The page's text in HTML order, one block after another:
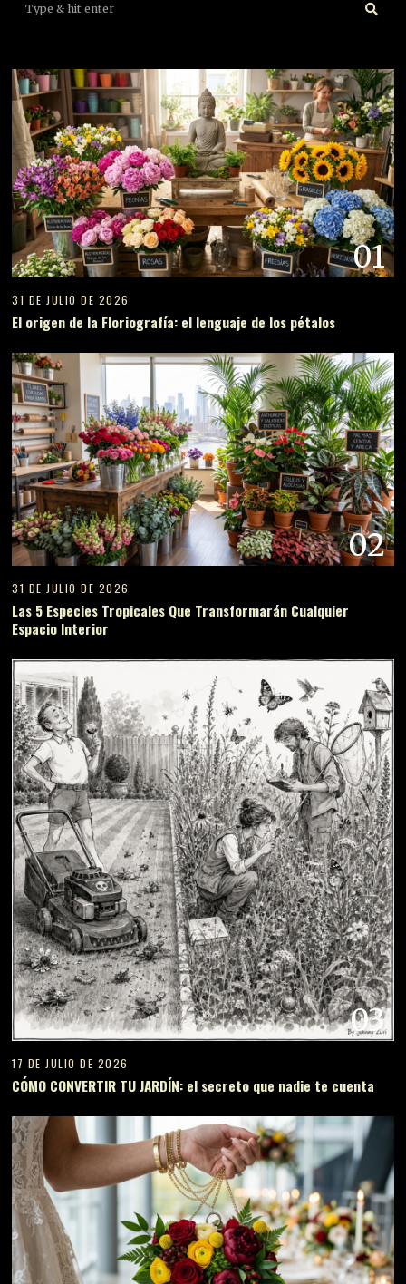
01
31 DE JULIO DE 2026
El origen de la Floriografía: el lenguaje de los pétalos
02
31 DE JULIO DE 2026
Las 5 Especies Tropicales Que Transformarán Cualquier
Espacio Interior
03
17 DE JULIO DE 2026
CÓMO CONVERTIR TU JARDÍN: el secreto que nadie te cuenta